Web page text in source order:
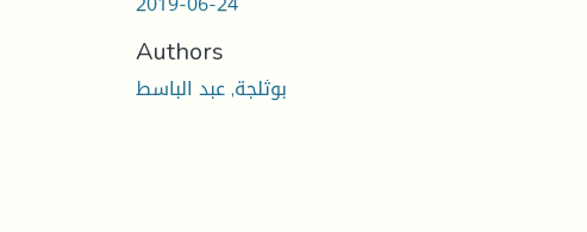
Authors
بوثلجة, عبد الباسط